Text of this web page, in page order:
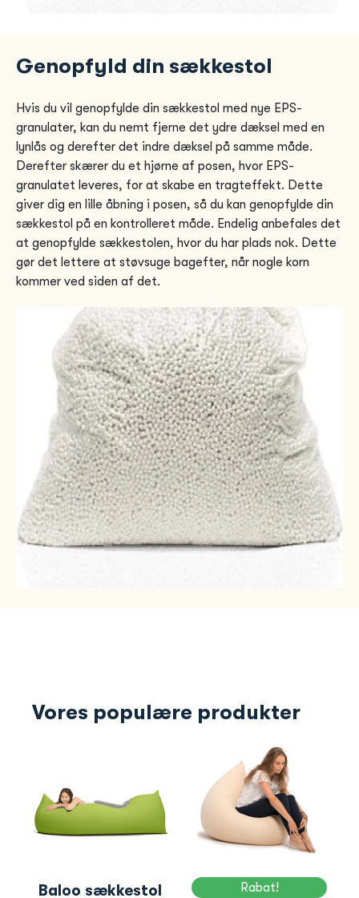
Genopfyld din sækkestol
Hvis du vil genopfylde din sækkestol med nye EPS-
granulater, kan du nemt fjerne det ydre dæksel med en
lynlås og derefter det indre dæksel på samme måde.
Derefter skærer du et hjørne af posen, hvor EPS-
granulatet leveres, for at skabe en tragteffekt. Dette
giver dig en lille åbning i posen, så du kan genopfylde din
sækkestol på en kontrolleret måde. Endelig anbefales det
at genopfylde sækkestolen, hvor du har plads nok. Dette
gør det lettere at støvsuge bagefter, når nogle korn
kommer ved siden af ​​det.
Vores populære produkter
Baloo sækkestol Rabat!